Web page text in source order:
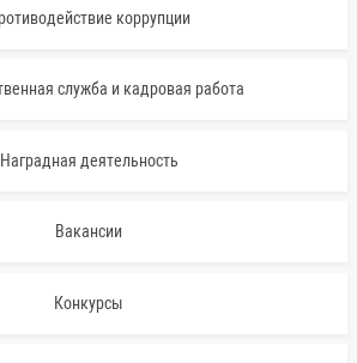
коррупции
служба и кадровая работа
Наградная деятельность
Вакансии
Конкурсы